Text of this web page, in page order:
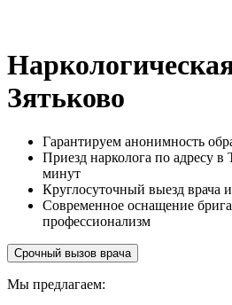
Зятьково
Гарантируем анонимность
Приезд нарколога по адресу в
минут
Круглосуточный выезд врача
Современное оснащение
профессионализм
Срочный вызов врача
Мы предлагаем: